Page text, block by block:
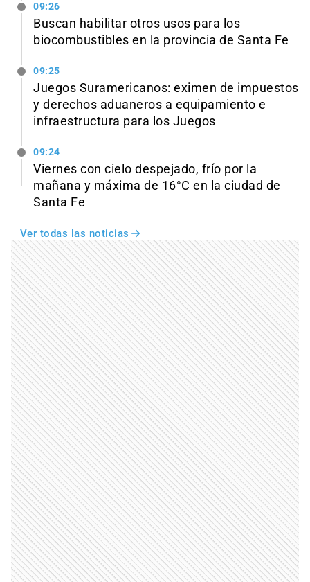
09:26
Buscan habilitar otros usos para los
biocombustibles en la provincia de Santa Fe
09:25
Juegos Suramericanos: eximen de impuestos
y derechos aduaneros a equipamiento e
infraestructura para los Juegos
09:24
Viernes con cielo despejado, frío por la
mañana y máxima de 16°C en la ciudad de
Santa Fe
Ver todas las noticias